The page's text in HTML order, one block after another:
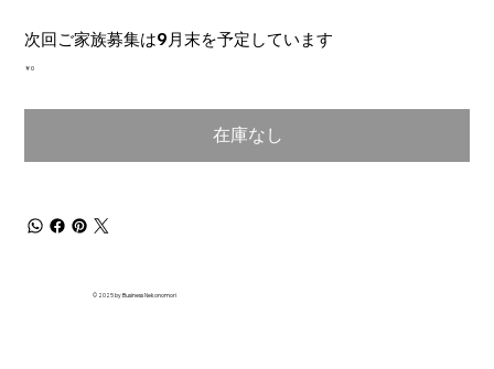
次回ご家族募集は9月末を予定しています
価
￥0
在庫なし
© 2025 by Business Nekonomori